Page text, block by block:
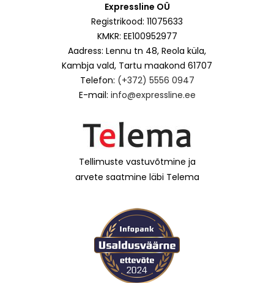
Expressline OÜ
Registrikood: 11075633
KMKR: EE100952977
Aadress: Lennu tn 48, Reola küla,
Kambja vald, Tartu maakond 61707
Telefon: (+372) 5556 0947
E-mail: info@expressline.ee
Tellimuste vastuvõtmine ja
arvete saatmine läbi Telema